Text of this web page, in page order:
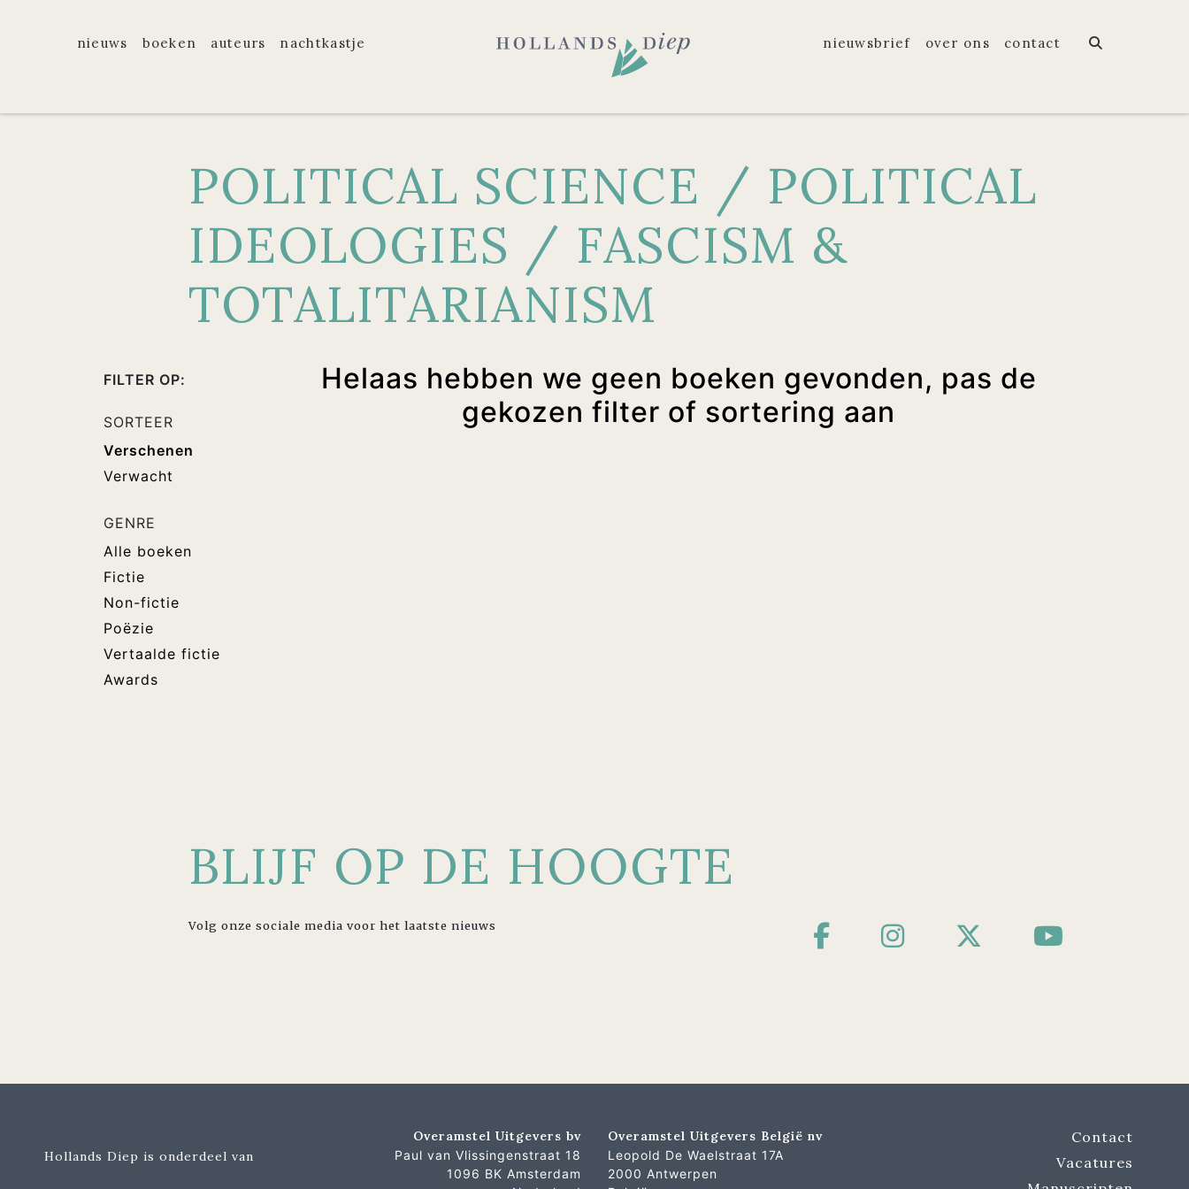
nieuws boeken auteurs nachtkastje nieuwsbrief over ons contact
POLITICAL SCIENCE / POLITICAL
IDEOLOGIES / FASCISM &
TOTALITARIANISM
FILTER OP:
SORTEER
Verschenen
Verwacht
GENRE
Alle boeken
Fictie
Non-fictie
Poëzie
Vertaalde fictie
Awards
Helaas hebben we geen boeken gevonden, pas de
gekozen filter of sortering aan
BLIJF OP DE HOOGTE
Volg onze sociale media voor het laatste nieuws
Hollands Diep is onderdeel van
Overamstel Uitgevers bv
Paul van Vlissingenstraat 18
1096 BK Amsterdam
Overamstel Uitgevers België nv
Leopold De Waelstraat 17A
2000 Antwerpen
Contact
Vacatures